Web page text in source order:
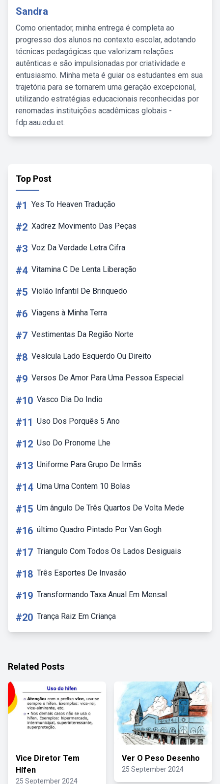
Sandra
Como orientador, minha entrega é completa ao
progresso dos alunos no contexto escolar, adotando
técnicas pedagógicas que valorizam relações
autênticas e são impulsionadas por criatividade e
entusiasmo. Minha meta é guiar os estudantes em sua
trajetória para se tornarem uma geração excepcional,
utilizando estratégias educacionais reconhecidas por
renomadas instituições acadêmicas globais -
fdp.aau.edu.et.
Top Post
#1 Yes To Heaven Tradução
#2 Xadrez Movimento Das Peças
#3 Voz Da Verdade Letra Cifra
#4 Vitamina C De Lenta Liberação
#5 Violão Infantil De Brinquedo
#6 Viagens à Minha Terra
#7 Vestimentas Da Região Norte
#8 Vesícula Lado Esquerdo Ou Direito
#9 Versos De Amor Para Uma Pessoa Especial
#10 Vasco Dia Do Indio
#11 Uso Dos Porquês 5 Ano
#12 Uso Do Pronome Lhe
#13 Uniforme Para Grupo De Irmãs
#14 Uma Urna Contem 10 Bolas
#15 Um ângulo De Três Quartos De Volta Mede
#16 último Quadro Pintado Por Van Gogh
#17 Triangulo Com Todos Os Lados Desiguais
#18 Três Esportes De Invasão
#19 Transformando Taxa Anual Em Mensal
#20 Trança Raiz Em Criança
Related Posts
Vice Diretor Tem
Hífen
25 September 2024
Ver O Peso Desenho
25 September 2024